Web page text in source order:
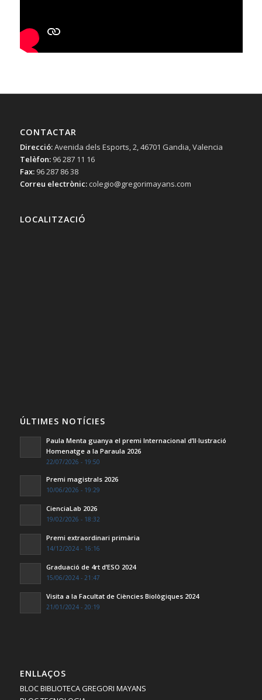
CONTACTAR
Direcció:Avenida dels Esports, 2, 46701 Gandia, Valencia
Telèfon:96 287 11 16
Fax:96 287 86 38
Correu electrònic:colegio@gregorimayans.com
LOCALITZACIÓ
ÚLTIMES NOTÍCIES
Paula Menta guanya el premi Internacional d’Il·lustració
Homenatge a la Paraula 2026
22/07/2026 - 19:50
Premi magistrals 2026
10/06/2026 - 19:29
CienciaLab 2026
19/02/2026 - 18:32
Premi extraordinari primària
14/12/2024 - 16:16
Graduació de 4rt d’ESO 2024
15/06/2024 - 21:47
Visita a la Facultat de Ciències Biològiques 2024
21/01/2024 - 20:19
ENLLAÇOS
BLOC BIBLIOTECA GREGORI MAYANS